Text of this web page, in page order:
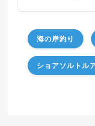
海の岸釣り
ショアソルトル